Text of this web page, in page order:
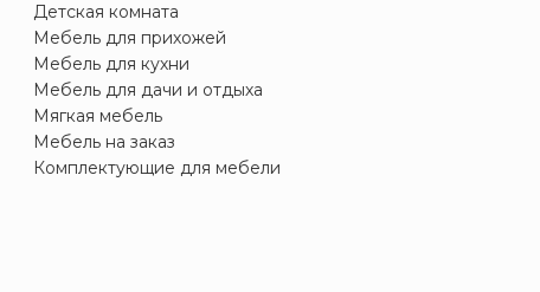
Детская комната
Мебель для прихожей
Мебель для кухни
Мебель для дачи и отдыха
Мягкая мебель
Мебель на заказ
Комплектующие для мебели